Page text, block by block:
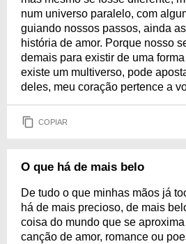
num universo paralelo, com
guiando nossos passos, ainda
história de amor. Porque nosso
demais para existir de uma
existe um multiverso, pode
deles, meu coração pertence a
COPIAR
O que há de mais belo
De tudo o que minhas mãos já
há de mais precioso, de mais
coisa do mundo que se
canção de amor, romance ou